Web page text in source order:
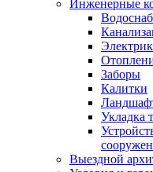
Инженерные
Заборы
Калитки
Укладка
Выездной